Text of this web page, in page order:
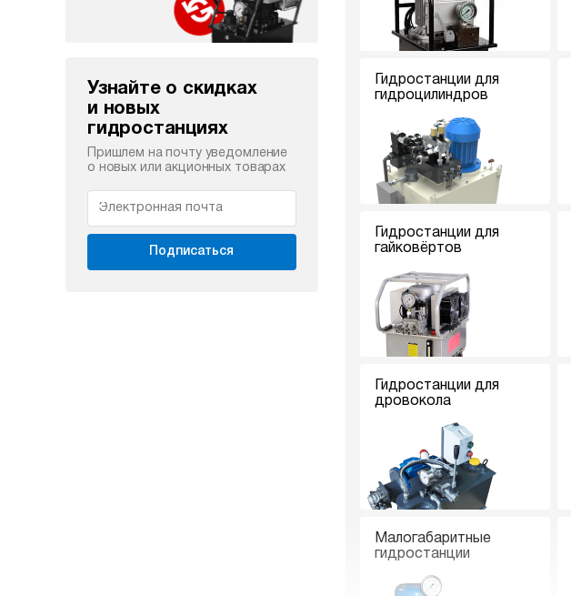
Узнайте о скидках
и новых
гидростанциях
Пришлем на почту уведомление
о новых или акционных товарах
Подписаться
Гидростанции для
гидроцилиндров
Гидростанции для
гайковёртов
Гидростанции для
дровокола
Малогабаритные
гидростанции